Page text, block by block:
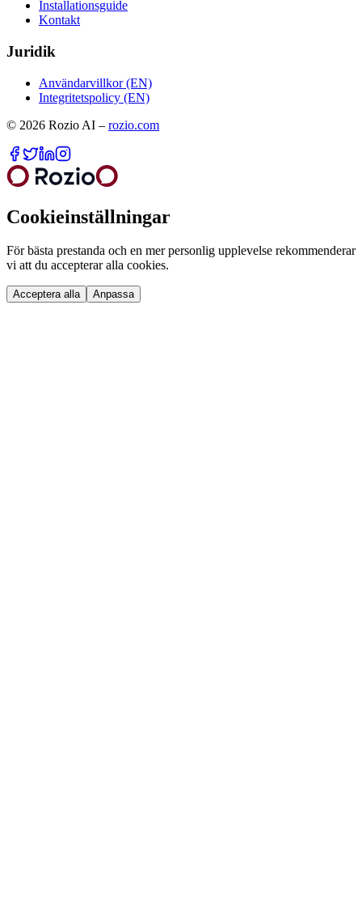
Installationsguide
Kontakt
Juridik
Användarvillkor (EN)
Integritetspolicy (EN)
© 2026 Rozio AI – rozio.com
Cookieinställningar
För bästa prestanda och en mer personlig upplevelse rekommenderar
vi att du accepterar alla cookies.
Acceptera alla Anpassa